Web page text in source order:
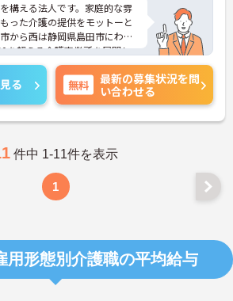
構える法人です。家庭的な雰
った介護の提供をモットーと
から西は静岡県島田市にわた
を超える介護事業所を展開し
面接対策ポイントなど、さら
すので、お気軽にご相談くだ
る 無料
最新の募集状況を問
い合わせる
件中 1-11件を表示
1
用形態別介護職の平均給与